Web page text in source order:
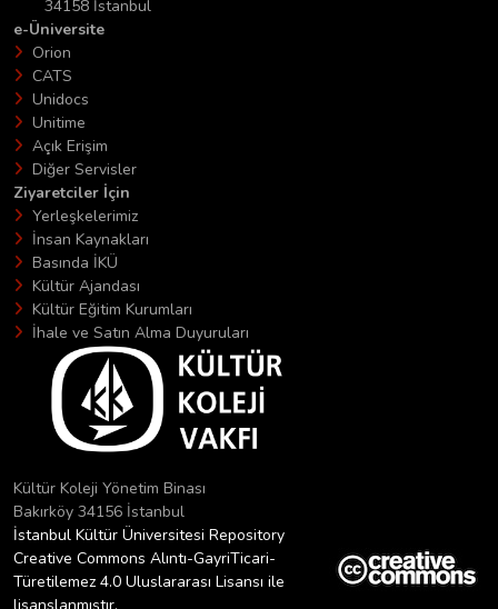
34158 İstanbul
e-Üniversite
Orion
CATS
Unidocs
Unitime
Açık Erişim
Diğer Servisler
Ziyaretciler İçin
Yerleşkelerimiz
İnsan Kaynakları
Basında İKÜ
Kültür Ajandası
Kültür Eğitim Kurumları
İhale ve Satın Alma Duyuruları
Kültür Koleji Yönetim Binası
Bakırköy 34156 İstanbul
İstanbul Kültür Üniversitesi Repository
Creative Commons Alıntı-GayriTicari-
Türetilemez 4.0 Uluslararası Lisansı ile